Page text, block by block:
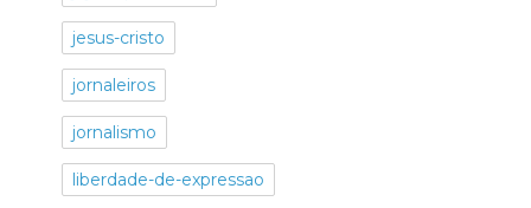
jesus-cristo
jornaleiros
jornalismo
liberdade-de-expressao